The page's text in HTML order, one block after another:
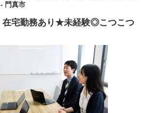
門真市
在宅勤務あり★未経験◎こつこつ